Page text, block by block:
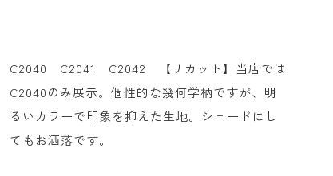
C2040 C2041 C2042 【リカット】当店では
C2040のみ展示。個性的な幾何学柄ですが、明
るいカラーで印象を抑えた生地。シェードにし
てもお洒落です。